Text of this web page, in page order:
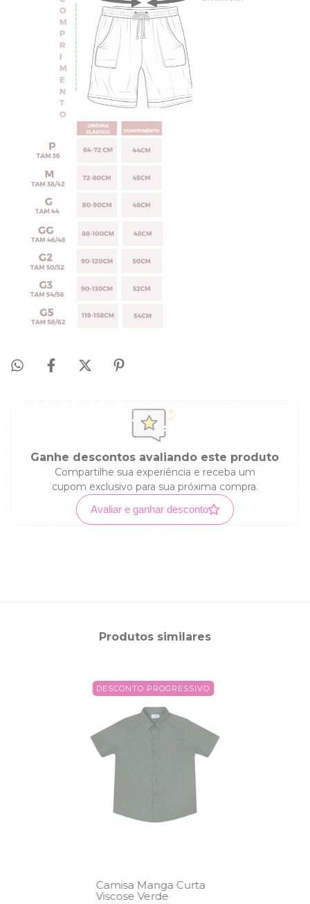
Ganhe descontos avaliando este produto
Compartilhe sua experiência e receba um
cupom exclusivo para sua próxima compra.
Avaliar e ganhar desconto
Produtos similares
DESCONTO PROGRESSIVO
Camisa Manga Curta
Viscose Verde